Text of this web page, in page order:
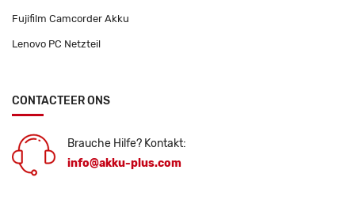
Fujifilm Camcorder Akku
Lenovo PC Netzteil
CONTACTEER ONS
Brauche Hilfe? Kontakt:
info@akku-plus.com